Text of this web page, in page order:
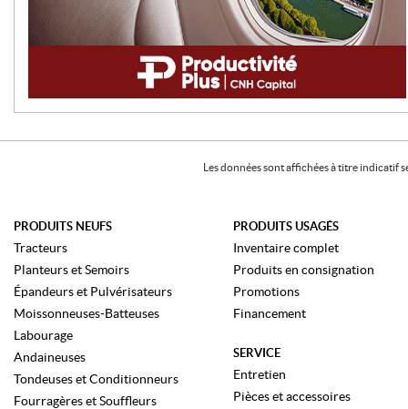
Les données sont affichées à titre indicatif
PRODUITS NEUFS
Tracteurs
Planteurs et Semoirs
Épandeurs et Pulvérisateurs
Moissonneuses-Batteuses
Labourage
Andaineuses
Tondeuses et Conditionneurs
Fourragères et Souffleurs
PRODUITS USAGÉS
Inventaire complet
Produits en consignation
Promotions
Financement
SERVICE
Entretien
Pièces et accessoires